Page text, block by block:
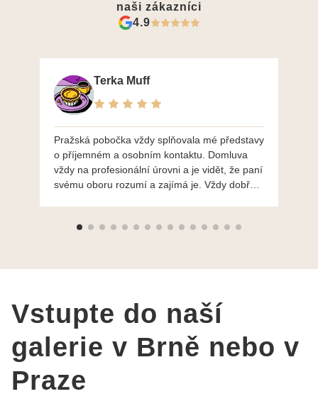
naši zákazníci
4.9
Terka Muff
Pražská pobočka vždy splňovala mé představy
o příjemném a osobním kontaktu. Domluva
vždy na profesionální úrovni a je vidět, že paní
svému oboru rozumí a zajímá je. Vždy dobře a
výběru, jak už bylo napsáno - na požádání
Vstupte do naší
galerie v Brně nebo v
Praze